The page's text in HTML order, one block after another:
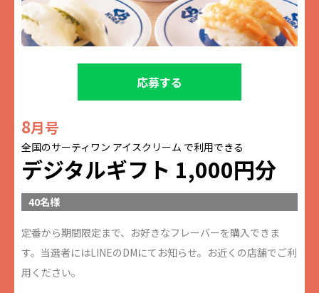
応募する
8月号
全国のサーティワン アイスクリーム で利用できる
デジタルギフト 1,000円分
40名様
定番から期間限定まで、お好きなフレーバーを購入できま
す。当選者にはLINEのDMにてお知らせ。お近くの店舗でご利
用ください。